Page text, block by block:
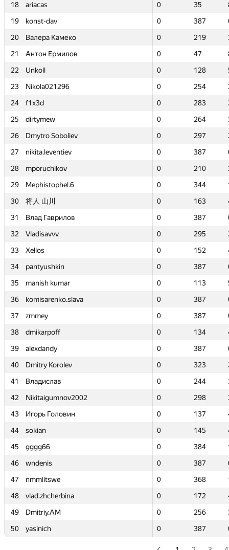
18
ariacas 0 35
19
konst-dav 0 387
20
Валера Камеко 0 219
21
Антон Ермилов 0 47
22
Unkoll 0 128
23
Nikola021296 0 254
24
f1x3d 0 283
25
dirtymew 0 264
26
Dmytro Soboliev 0 297
27
nikita.leventiev 0 387
28
mporuchikov 0 210
29
Mephistophel.6 0 344
30
将人 山川 0 163
31
Влад Гаврилов 0 387
32
Vladisavvv 0 295
33
Xellos 0 152
34
pantyushkin 0 387
35
manish kumar 0 113
36
komisarenko.slava 0 387
37
zmmey 0 387
38
dmikarpoff 0 134
39
alexdandy 0 387
40
Dmitry Korolev 0 323
41
Владислав 0 244
42
Nikitaigumnov2002 0 298
43
Игорь Головин 0 137
44
sokian 0 145
45
gggg66 0 384
46
wndenis 0 387
47
nmmlitswe 0 368
48
vlad.zhcherbina 0 172
49
Dmitriy.AM 0 256
50
yasinich 0 387
18
ariacas 0 35
19
konst-dav 0 387
20
Валера Камеко 0 219
21
Антон Ермилов 0 47
22
Unkoll 0 128
23
Nikola021296 0 254
24
f1x3d 0 283
25
dirtymew 0 264
26
Dmytro Soboliev 0 297
27
nikita.leventiev 0 387
28
mporuchikov 0 210
29
Mephistophel.6 0 344
30
将人 山川 0 163
31
Влад Гаврилов 0 387
32
Vladisavvv 0 295
33
Xellos 0 152
34
pantyushkin 0 387
35
manish kumar 0 113
36
komisarenko.slava 0 387
37
zmmey 0 387
38
dmikarpoff 0 134
39
alexdandy 0 387
40
Dmitry Korolev 0 323
41
Владислав 0 244
42
Nikitaigumnov2002 0 298
43
Игорь Головин 0 137
44
sokian 0 145
45
gggg66 0 384
46
wndenis 0 387
47
nmmlitswe 0 368
48
vlad.zhcherbina 0 172
49
Dmitriy.AM 0 256
50
yasinich 0 387